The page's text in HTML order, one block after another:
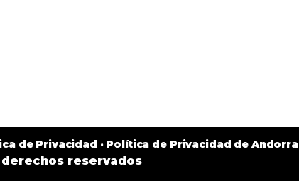
de Privacidad · Política de Privacidad de Andorra
reservados